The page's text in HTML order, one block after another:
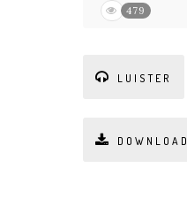
479
LUISTER
DOWNLOAD